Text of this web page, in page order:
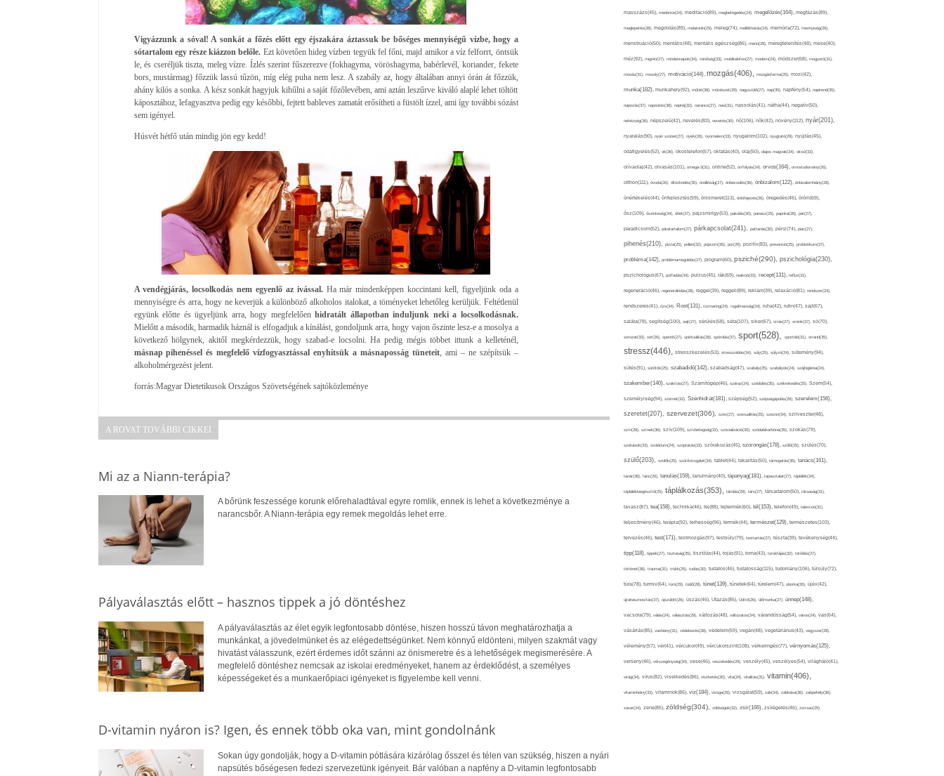
Vigyázzunk a sóval! A sonkát a főzés előtt egy éjszakára áztassuk be bőséges mennyiségű vízbe, hogy a
sótartalom egy része kiázzon belőle. Ezt követően hideg vízben tegyük fel főni, majd amikor a víz felforrt, öntsük
le, és cseréljük tiszta, meleg vízre. Ízlés szerint fűszerezve (fokhagyma, vöröshagyma, babérlevél, koriander, fekete
bors, mustármag) főzzük lassú tűzön, míg elég puha nem lesz. A szabály az, hogy általában annyi órán át főzzük,
ahány kilós a sonka. A kész sonkát hagyjuk kihűlni a saját főzőlevében, ami aztán leszűrve kiváló alaplé lehet töltött
káposztához, lefagyasztva pedig egy későbbi, fejtett bableves zamatát erősítheti a füstölt ízzel, ami így további sózást
sem igényel.
Húsvét hétfő után mindig jön egy kedd!
A vendégjárás, locsolkodás nem egyenlő az ivással.Ha már mindenképpen koccintani kell, figyeljünk oda a
mennyiségre és arra, hogy ne keverjük a különböző alkoholos italokat, a töményeket lehetőleg kerüljük. Feltétlenül
együnk előtte és ügyeljünk arra, hogy megfelelőenhidratált állapotban induljunk neki a locsolkodásnak.
Mielőtt a második, harmadik háznál is elfogadjuk a kínálást, gondoljunk arra, hogy vajon őszinte lesz-e a mosolya a
következő hölgynek, akitől megkérdezzük, hogy szabad-e locsolni. Ha pedig mégis többet ittunk a kelleténél,
másnap pihenéssel és megfelelő vízfogyasztással enyhítsük a másnaposság tüneteit, ami – ne szépítsük –
alkoholmérgezést jelent.
forrás:Magyar Dietetikusok Országos Szövetségének sajtóközleménye
A ROVAT TOVÁBBI CIKKEI
Mi az a Niann-terápia?
A bőrünk feszessége korunk előrehaladtával egyre romlik, ennek is lehet a következménye a
narancsbőr. A Niann-terápia egy remek megoldás lehet erre.
Pályaválasztás előtt – hasznos tippek a jó döntéshez
A pályaválasztás az élet egyik legfontosabb döntése, hiszen hosszú távon meghatározhatja a
munkánkat, a jövedelmünket és az elégedettségünket. Nem könnyű eldönteni, milyen szakmát vagy
hivatást válasszunk, ezért érdemes időt szánni az önismeretre és a lehetőségek megismerésére. A
megfelelő döntéshez nemcsak az iskolai eredményeket, hanem az érdeklődést, a személyes
képességeket és a munkaerőpiaci igényeket is figyelembe kell venni.
D-vitamin nyáron is? Igen, és ennek több oka van, mint gondolnánk
Sokan úgy gondolják, hogy a D-vitamin pótlására kizárólag ősszel és télen van szükség, hiszen a nyári
napsütés bőségesen fedezi szervezetünk igényeit. Bár valóban a napfény a D-vitamin legfontosabb
masszázs(45), medence(24), meditáció(89), megbetegedés(24), megelőzés(164), megfázás(89),
meglepetés(28), megoldás(89), melatonin(29), meleg(74), mellékhatás(24), memória(72), mennyiség(26),
menstruáció(50), mentális(48), mentális egészség(86), menü(28), méregtelenítés(48), mese(40),
méz(92), migrén(27), mindennapok(34), minőség(33), mobiltelefon(27), modern(24), módszer(68), mogyoró(31),
mosás(31), mosoly(27), motiváció(144), mozgás(406), mozgásforma(25), mozi(42),
munka(182), munkahely(92), műtét(38), művészet(29), nagyszülő(27), nap(35), napfény(54), napirend(35),
napozás(37), napsütés(38), naptej(32), narancs(27), nasi(31), nassolás(41), nátha(44), negatív(50),
nehézség(36), népszerű(42), nevelés(83), nevetés(30), nő(106), nők(42), növény(112), nyár(201),
nyaralás(90), nyári szünet(27), nyelv(26), nyomelem(33), nyugalom(102), nyugtató(29), nyújtás(45),
odafigyelés(52), ok(36), okostelefon(57), oktatás(40), olaj(50), olajos magvak(34), olcsó(33),
olívaolaj(42), olvasás(101), omega-3(31), online(52), orrfolyás(24), orvos(164), orvostudomány(26),
otthon(111), óvoda(26), öltözködés(35), önállóság(27), önbecsülés(36), önbizalom(122), önbizalomhiány(28),
önértékelés(44), önfejlesztés(59), önismeret(113), önkifejezés(26), öregedés(46), öröm(69),
ősz(109), őszinteség(34), ötlet(37), pajzsmirigy(53), pakolás(30), panasz(25), paprika(28), pár(27),
paradicsom(52), páratartalom(27), párkapcsolat(241), pattanás(30), pénz(74), piac(27),
pihenés(210), pizza(25), pollen(32), popcorn(35), por(26), pozitív(83), prevenció(25), probiotikum(37),
probléma(142), problémamegoldás(27), program(60), psziché(290), pszichológia(230),
pszichológus(67), puffadás(34), pulzus(45), rák(69), reakció(33), recept(131), reflux(31),
regeneráció(46), regenerálódás(28), reggel(39), reggeli(89), reklám(39), relaxáció(81), rendszer(24),
rendszeres(41), rizs(34), Rost(131), rozmaring(24), rugalmasság(24), ruha(42), rutin(47), sajt(67),
saláta(78), segítség(100), sejt(27), sérülés(58), séta(107), siker(67), sírás(27), smink(37), só(70),
sorozat(33), sör(26), spenót(27), spiritualitás(28), spórolás(37), sport(528), sportoló(31), strand(35),
stressz(446), stresszkezelés(53), stresszoldás(34), súly(25), súlyzó(24), sütemény(94),
sütés(91), sütőtök(25), szabadidő(142), szabadság(47), szabály(25), szabályok(24), szájhigiénia(24),
szakember(140), szakítás(27), Számítógép(46), száraz(24), szédülés(35), székrekedés(25), Szem(54),
személyiség(94), szemét(32), Szénhidrát(181), szépség(52), szépségápolás(26), szerelem(156),
szeretet(207), szervezet(306), szex(27), szexualitás(25), szezon(34), szilveszter(48),
szín(28), színek(36), szív(109), szívbetegség(32), szocializáció(30), szódabikarbóna(35), szokás(79),
szokások(33), szolárium(24), szoptatás(33), szórakozás(45), szorongás(178), szőlő(25), szülés(70),
szülő(203), szülők(25), szűrővizsgálat(34), tablet(44), takarítás(50), támogatás(36), tanács(161),
tanár(36), tánc(26), tanulás(159), tanulmány(40), tápanyag(181), tapasztalat(27), táplálék(34),
táplálékkiegészítő(25), táplálkozás(353), tárolás(29), társ(27), társadalom(50), társaság(31),
tavasz(87), tea(158), technika(46), tej(88), tejtermék(60), tél(153), telefon(49), televízió(31),
teljesítmény(46), terápia(92), terhesség(96), termék(44), természet(129), természetes(103),
tervezés(46), test(171), testmozgás(97), testsúly(79), testtartás(27), tészta(39), tevékenység(44),
tipp(118), tippek(27), tisztaság(35), tisztítás(44), tojás(91), torna(43), torokfájás(32), törődés(27),
történet(38), trauma(31), trükk(25), tudás(30), tudatos(46), tudatosság(115), tudomány(106), túlsúly(72),
túra(78), turmix(64), túró(29), tüdő(28), tünet(139), tünetek(64), türelem(47), uborka(26), újév(42),
újrahasznosítás(37), újszülött(26), úszás(46), Utazás(85), Üdítő(26), ülőmunka(27), ünnep(148),
vacsora(79), válás(24), választás(29), változás(48), változatos(24), várandósság(54), város(24), vas(64),
vásárlás(85), vashiány(31), védekezés(28), védelem(59), vegán(48), vegetáriánus(43), vegyszer(28),
vélemény(57), vér(41), vércukor(49), vércukorszint(108), vérkeringés(77), vérnyomás(125),
verseny(46), vérszegénység(34), vese(46), veszekedés(29), veszély(45), veszélyes(54), világháló(41),
virág(34), vírus(82), viselkedés(86), viszketés(30), vita(34), vitalitás(31), vitamin(406),
vitaminhiány(33), vitaminok(86), víz(184), vizsga(26), vizsgálat(59), zab(34), zabkása(36), zabpehely(36),
zavar(24), zene(85), zöldség(304), zöldségek(32), zsír(166), zsírégetés(46), zsírsav(25)